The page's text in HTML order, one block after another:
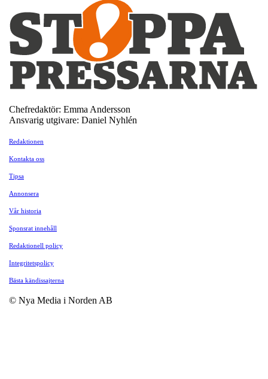
Chefredaktör: Emma Andersson
Ansvarig utgivare: Daniel Nyhlén
Redaktionen
Kontakta oss
Tipsa
Annonsera
Vår historia
Sponsrat innehåll
Redaktionell policy
Integritetspolicy
Bästa kändissajterna
© Nya Media i Norden AB